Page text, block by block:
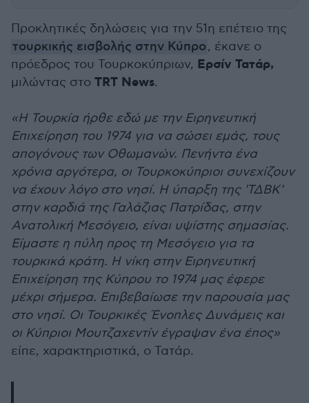
Προκλητικές δηλώσεις για την 51η επέτειο της
τουρκικής εισβολής στην Κύπρο, έκανε ο
πρόεδρος του Τουρκοκύπριων, Ερσίν Τατάρ,
μιλώντας στο TRT News.
«Η Τουρκία ήρθε εδώ με την Ειρηνευτική
Επιχείρηση του 1974 για να σώσει εμάς, τους
απογόνους των Οθωμανών. Πενήντα ένα
χρόνια αργότερα, οι Τουρκοκύπριοι συνεχίζουν
να έχουν λόγο στο νησί. Η ύπαρξη της 'ΤΔΒΚ'
στην καρδιά της Γαλάζιας Πατρίδας, στην
Ανατολική Μεσόγειο, είναι υψίστης σημασίας.
Είμαστε η πύλη προς τη Μεσόγειο για τα
τουρκικά κράτη. Η νίκη στην Ειρηνευτική
Επιχείρηση της Κύπρου το 1974 μας έφερε
μέχρι σήμερα. Επιβεβαίωσε την παρουσία μας
στο νησί. Οι Τουρκικές Ένοπλες Δυνάμεις και
οι Κύπριοι Μουτζαχεντίν έγραψαν ένα έπος»
είπε, χαρακτηριστικά, ο Τατάρ.